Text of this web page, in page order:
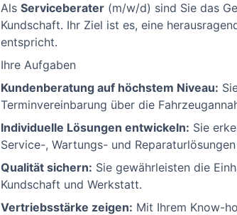
Als Serviceberater (m/w/d) sind Sie das
Kundschaft. Ihr Ziel ist es, eine
entspricht.
Ihre Aufgaben
Kundenberatung auf höchstem Niveau:
Terminvereinbarung über die
Individuelle Lösungen entwickeln: Sie
Service-, Wartungs- und Reparaturlösungen
Qualität sichern: Sie gewährleisten die
Kundschaft und Werkstatt.
Vertriebsstärke zeigen: Mit Ihrem Know-